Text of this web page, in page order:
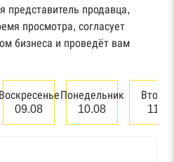
дел Высшего
лиц
реестр сведений о
лиц
продавца,
просмотра, согласует
бизнеса и проведёт вам
Воскресенье
09.08
Понедельник
10.08
11.08